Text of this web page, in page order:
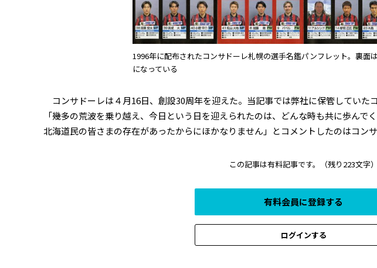
1996年に配布されたコンサドーレ札幌の選手名鑑パンフレット。裏面
になっている
コンサドーレは４月16日、創設30周年を迎えた。当記事では弊社に保管していた
「幾多の荒波を乗り越え、今日という日を迎えられたのは、どんな時も共に歩んで
北海道民の皆さまの存在があったからにほかなりません」とコメントしたのはコ
この記事は有料記事です。 （残り223文字）
有料会員に登録する
ログインする